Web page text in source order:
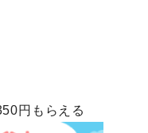
円もらえる